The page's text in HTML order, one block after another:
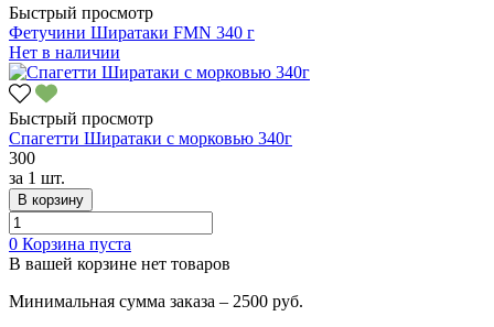
Быстрый просмотр
Фетучини Ширатаки FMN 340 г
Нет в наличии
Быстрый просмотр
Спагетти Ширатаки с морковью 340г
300
за 1 шт.
В корзину
0 Корзина пуста
В вашей корзине нет товаров
Минимальная сумма заказа – 2500 руб.